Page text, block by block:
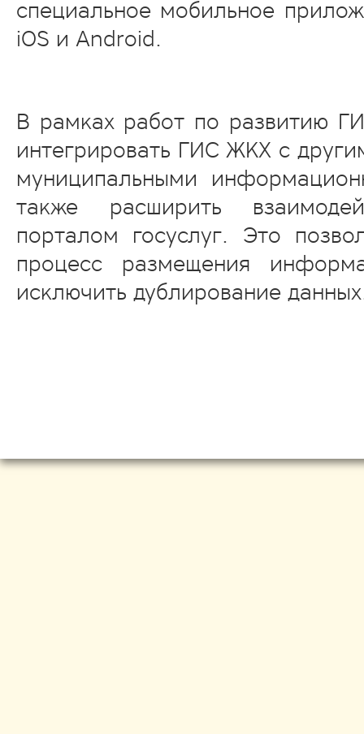
специальное мобильное
iOS и Android.
В рамках работ по развитию
интегрировать ГИС ЖКХ с
муниципальными
также расширить
порталом госуслуг. Это
процесс размещения
исключить дублирование